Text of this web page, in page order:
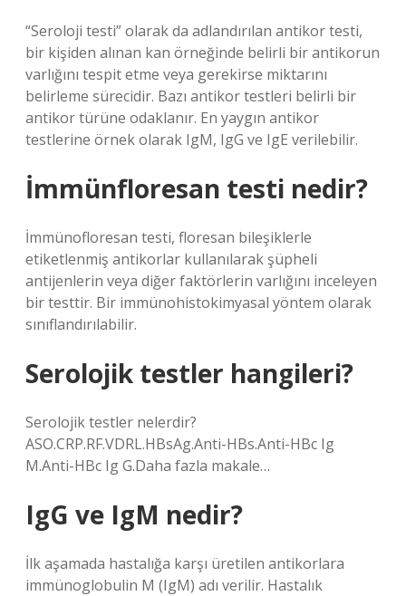
“Seroloji testi” olarak da adlandırılan antikor testi,
bir kişiden alınan kan örneğinde belirli bir antikorun
varlığını tespit etme veya gerekirse miktarını
belirleme sürecidir. Bazı antikor testleri belirli bir
antikor türüne odaklanır. En yaygın antikor
testlerine örnek olarak IgM, IgG ve IgE verilebilir.
İmmünfloresan testi nedir?
İmmünofloresan testi, floresan bileşiklerle
etiketlenmiş antikorlar kullanılarak şüpheli
antijenlerin veya diğer faktörlerin varlığını inceleyen
bir testtir. Bir immünohistokimyasal yöntem olarak
sınıflandırılabilir.
Serolojik testler hangileri?
Serolojik testler nelerdir?
ASO.CRP.RF.VDRL.HBsAg.Anti-HBs.Anti-HBc Ig
M.Anti-HBc Ig G.Daha fazla makale…
IgG ve IgM nedir?
İlk aşamada hastalığa karşı üretilen antikorlara
immünoglobulin M (IgM) adı verilir. Hastalık